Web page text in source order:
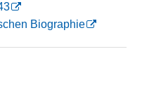
Biographie